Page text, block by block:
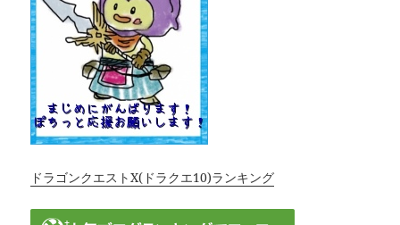
ドラゴンクエストX(ドラクエ10)ランキング